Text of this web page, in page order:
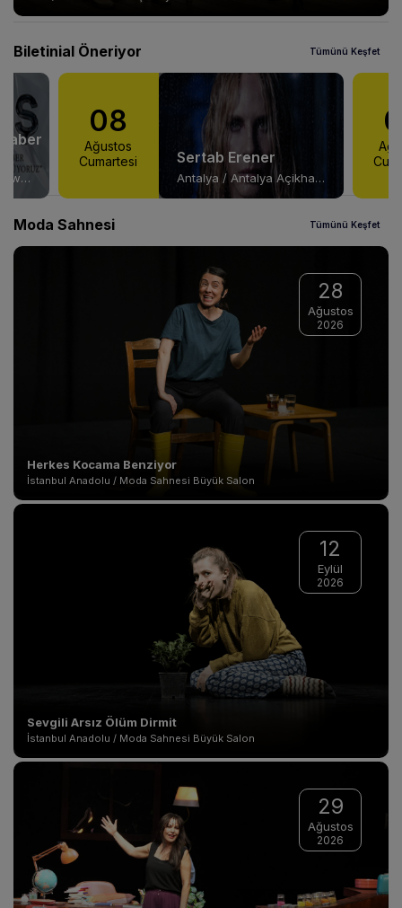
Biletinial Öneriyor Tümünü Keşfet
İstanbul Avrupa / Volkswagen Arena
08
Ağustos
Cumartesi
Sertab Erener
Antalya / Antalya Açikhava Tiyatrosu
Moda Sahnesi Tümünü Keşfet
Herkes Kocama Benziyor
İstanbul Anadolu / Moda Sahnesi Büyük Salon
28
Ağustos
2026
Sevgili Arsız Ölüm Dirmit
İstanbul Anadolu / Moda Sahnesi Büyük Salon
12
Eylül
2026
29
Ağustos
2026